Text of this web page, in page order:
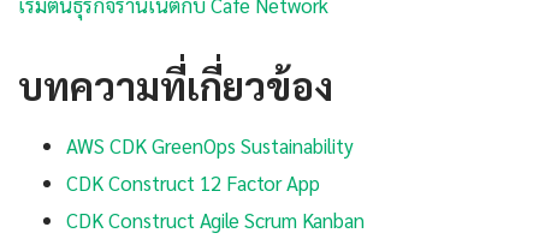
บทความที่เกี่ยวข้อง
AWS CDK GreenOps Sustainability
CDK Construct 12 Factor App
CDK Construct Agile Scrum Kanban